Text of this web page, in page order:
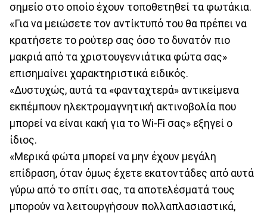
σημείο στο οποίο έχουν τοποθετηθεί τα φωτάκια.
«Για να μειώσετε τον αντίκτυπό του θα πρέπει να
κρατήσετε το ρούτερ σας όσο το δυνατόν πιο
μακριά από τα χριστουγεννιάτικα φώτα σας»
επισημαίνει χαρακτηριστικά ειδικός.
«Δυστυχώς, αυτά τα «φανταχτερά» αντικείμενα
εκπέμπουν ηλεκτρομαγνητική ακτινοβολία που
μπορεί να είναι κακή για το Wi-Fi σας» εξηγεί ο
ίδιος.
«Μερικά φώτα μπορεί να μην έχουν μεγάλη
επίδραση, όταν όμως έχετε εκατοντάδες από αυτά
γύρω από το σπίτι σας, τα αποτελέσματά τους
μπορούν να λειτουργήσουν πολλαπλασιαστικά,